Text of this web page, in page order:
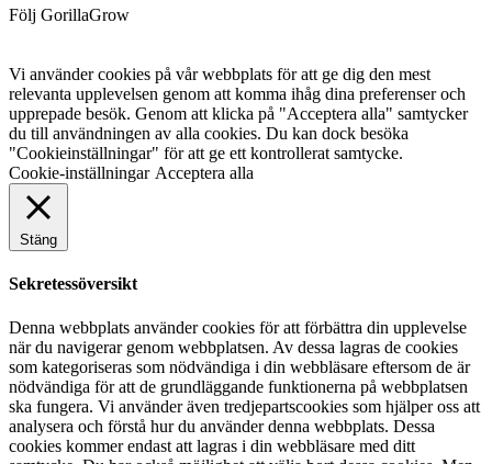
Följ GorillaGrow
Vi använder cookies på vår webbplats för att ge dig den mest
relevanta upplevelsen genom att komma ihåg dina preferenser och
upprepade besök. Genom att klicka på "Acceptera alla" samtycker
du till användningen av alla cookies. Du kan dock besöka
"Cookieinställningar" för att ge ett kontrollerat samtycke.
Cookie-inställningar Acceptera alla
Stäng
Sekretessöversikt
Denna webbplats använder cookies för att förbättra din upplevelse
när du navigerar genom webbplatsen. Av dessa lagras de cookies
som kategoriseras som nödvändiga i din webbläsare eftersom de är
nödvändiga för att de grundläggande funktionerna på webbplatsen
ska fungera. Vi använder även tredjepartscookies som hjälper oss att
analysera och förstå hur du använder denna webbplats. Dessa
cookies kommer endast att lagras i din webbläsare med ditt